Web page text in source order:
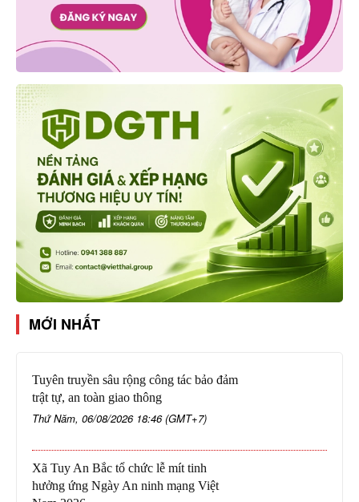
MỚI NHẤT
Tuyên truyền sâu rộng công tác bảo đảm
trật tự, an toàn giao thông
Thứ Năm, 06/08/2026 18:46 (GMT+7)
Xã Tuy An Bắc tổ chức lễ mít tinh
hưởng ứng Ngày An ninh mạng Việt